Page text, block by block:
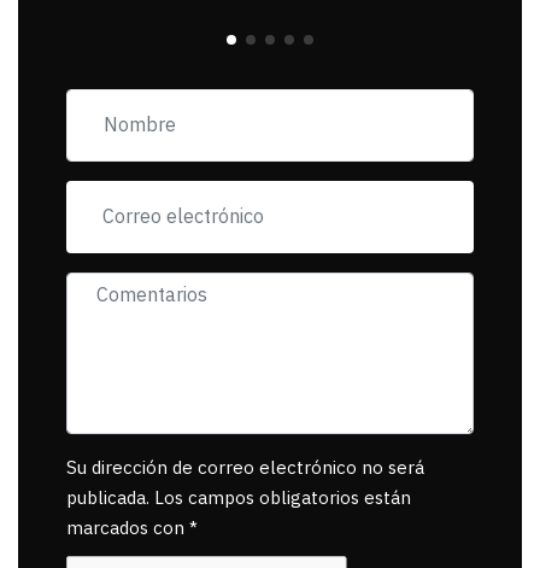
pancartas de
exigiendo al asesino
muerta.
Su dirección de correo electrónico no será
publicada. Los campos obligatorios están
marcados con *